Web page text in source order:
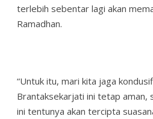
terlebih sebentar lagi akan
Ramadhan.
“Untuk itu, mari kita jaga
Brantaksekarjati ini tetap aman,
ini tentunya akan tercipta